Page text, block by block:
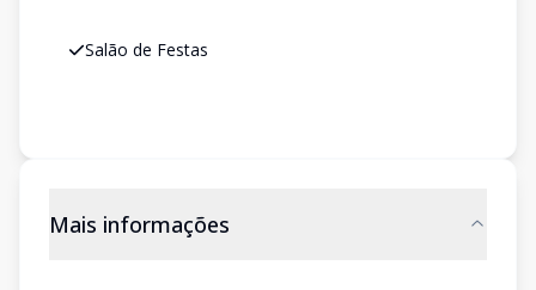
Salão de Festas
Mais informações